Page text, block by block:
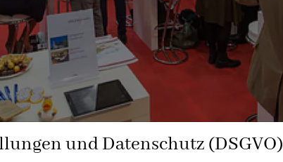
und Datenschutz (DSGVO)